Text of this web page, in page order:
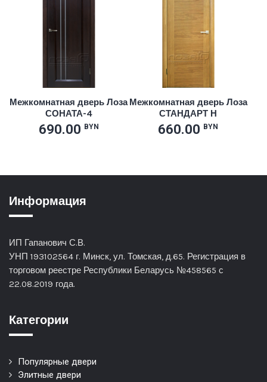
Межкомнатная дверь Лоза
СОНАТА-4
690.00 BYN
Межкомнатная дверь Лоза
СТАНДАРТ Н
660.00 BYN
Информация
ИП Гапанович С.В.
УНП 193102564 г. Минск, ул. Томская, д.65. Регистрация в
торговом реестре Республики Беларусь №458565 с
22.08.2019 года.
Категории
Популярные двери
Элитные двери